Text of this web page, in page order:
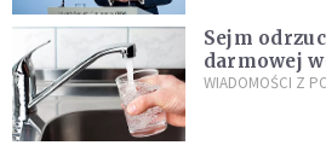
Sejm
darmowej
WIADOMOŚCI Z